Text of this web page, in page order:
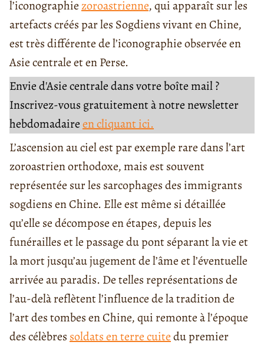
l’iconographiezoroastrienne, qui apparaît sur les
artefacts créés par les Sogdiens vivant en Chine,
est très différente de l’iconographie observée en
Asie centrale et en Perse.
Envie d'Asie centrale dans votre boîte mail ?
Inscrivez-vous gratuitement à notre newsletter
hebdomadaireen cliquant ici.
L’ascension au ciel est par exemple rare dans l’art
zoroastrien orthodoxe, mais est souvent
représentée sur les sarcophages des immigrants
sogdiens en Chine. Elle est même si détaillée
qu’elle se décompose en étapes, depuis les
funérailles et le passage du pont séparant la vie et
la mort jusqu’au jugement de l’âme et l’éventuelle
arrivée au paradis. De telles représentations de
l’au-delà reflètent l’influence de la tradition de
l’art des tombes en Chine, qui remonte à l’époque
des célèbres soldats en terre cuitedu premier